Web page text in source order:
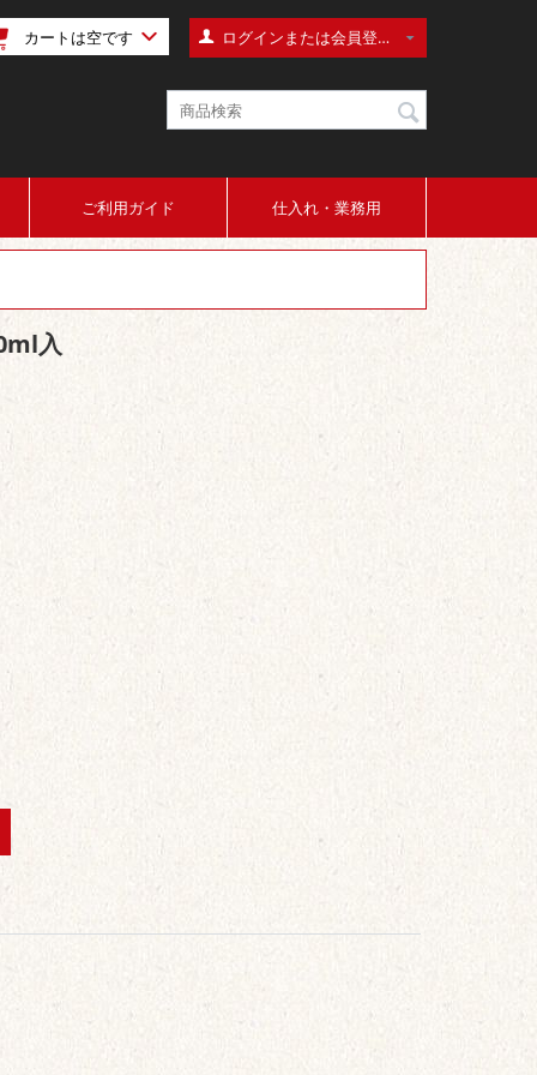
ログインまたは会員登録
注文
ログイン
カートは空です
ご利用ガイド 仕入れ・業務用
入